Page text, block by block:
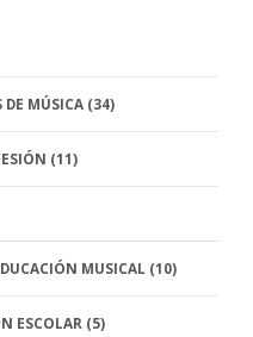
DE MÚSICA (34)
(11)
MUSICAL (10)
ESCOLAR (5)